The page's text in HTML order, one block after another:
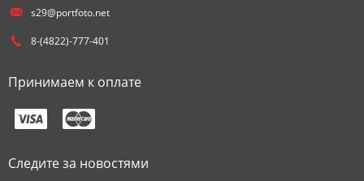
s29@portfoto.net
8-(4822)-777-401
Принимаем к оплате
Следите за новостями